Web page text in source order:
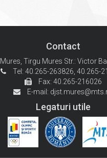
Contact
Mures, Tirgu Mures Str.: Victor
Tel: 40.265-263826, 40.265-
Fax: 40.265-216026
E-mail:
Legaturi utile